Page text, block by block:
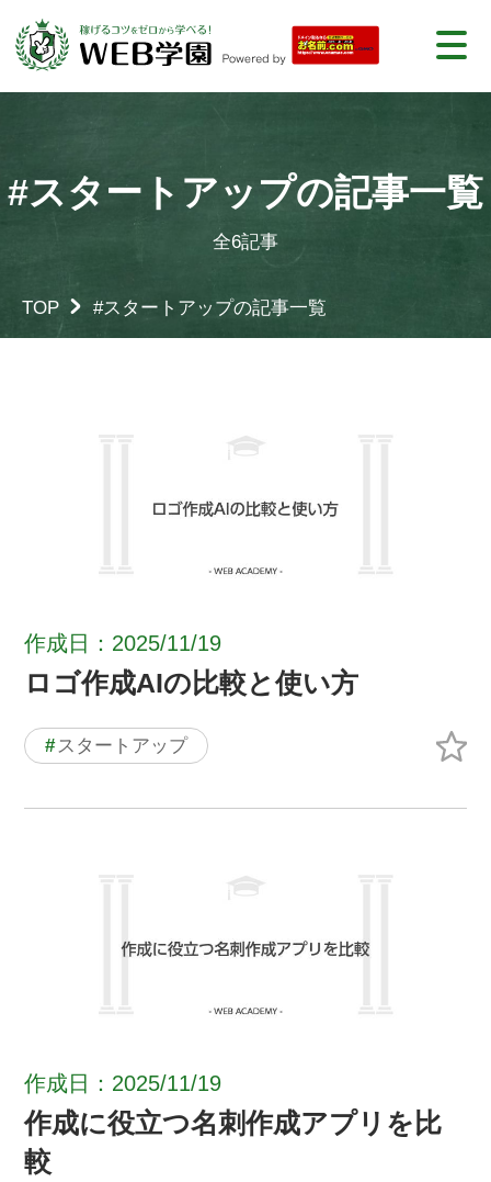
#スタートアップの記事一覧
全6記事
TOP #スタートアップの記事一覧
作成日：2025/11/19
ロゴ作成AIの比較と使い方
#スタートアップ
作成日：2025/11/19
作成に役立つ名刺作成アプリを比
較